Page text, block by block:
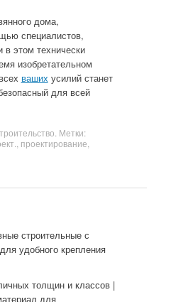
дома,
специалистов,
в этом технически
изобретательном
ваших усилий станет
для всей
. Метки:
проектирование
строительные с
удобного крепления
толщин и классов |
для